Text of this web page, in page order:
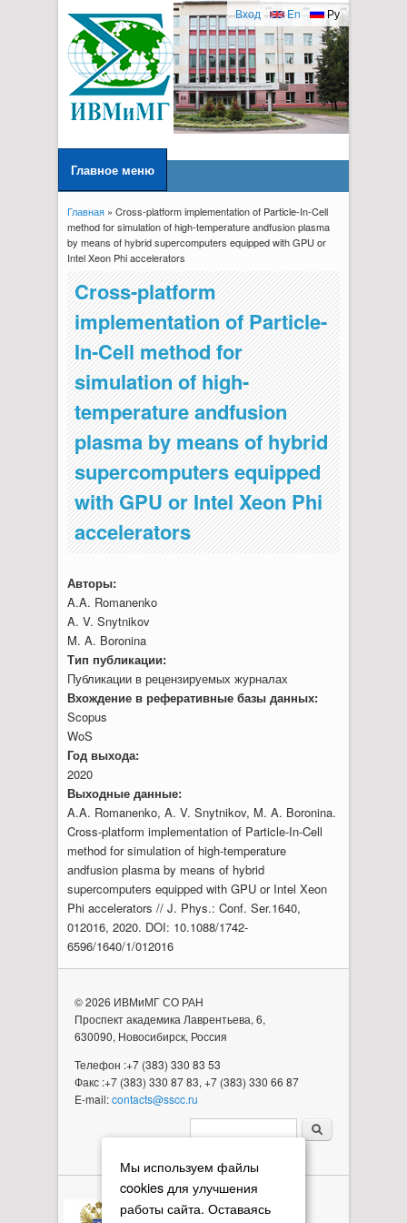
Ру
En
Вход
Главное меню
Вы здесь
Главная» Cross-platform implementation of Particle-In-Cell
method for simulation of high-temperature andfusion plasma
by means of hybrid supercomputers equipped with GPU or
Intel Xeon Phi accelerators
Cross-platform
implementation of Particle-
In-Cell method for
simulation of high-
temperature andfusion
plasma by means of hybrid
supercomputers equipped
with GPU or Intel Xeon Phi
accelerators
Авторы:
A.A. Romanenko
A. V. Snytnikov
M. A. Boronina
Тип публикации:
Публикации в рецензируемых журналах
Вхождение в реферативные базы данных:
Scopus
WoS
Год выхода:
2020
Выходные данные:
A.A. Romanenko, A. V. Snytnikov, M. A. Boronina.
Cross-platform implementation of Particle-In-Cell
method for simulation of high-temperature
andfusion plasma by means of hybrid
supercomputers equipped with GPU or Intel Xeon
Phi accelerators // J. Phys.: Conf. Ser.1640,
012016, 2020. DOI: 10.1088/1742-
6596/1640/1/012016
Мы используем файлы
cookies для улучшения
работы сайта. Оставаясь
© 2026 ИВМиМГ СО РАН
Проспект академика Лаврентьева, 6,
630090, Новосибирск, Россия
Телефон :+7 (383) 330 83 53
Факс :+7 (383) 330 87 83, +7 (383) 330 66 87
E-mail:contacts@sscc.ru
Форма поиска